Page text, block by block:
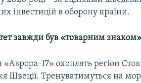
інвестицій в оборону країни.
завжди був «товарним
17» охоплять регіон
Швеції. Тренуватимуться на